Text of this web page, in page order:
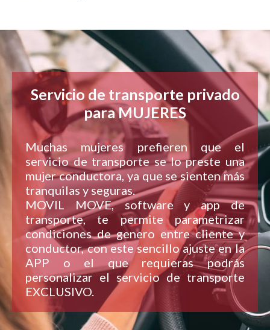
Servicio de transporte privado
para MUJERES
Muchas mujeres prefieren que el
servicio de transporte se lo preste una
mujer conductora, ya que se sienten más
tranquilas y seguras.
MOVIL MOVE, software y app de
transporte, te permite parametrizar
condiciones de genero entre cliente y
conductor, con este sencillo ajuste en la
APP o el que requieras podrás
personalizar el servicio de transporte
EXCLUSIVO.